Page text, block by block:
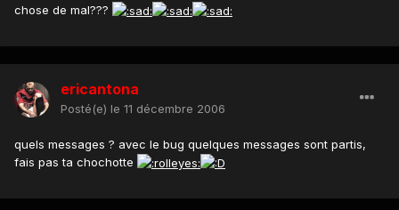
chose de mal???
ericantona
Posté(e) le 11 décembre 2006
quels messages ? avec le bug quelques messages sont partis,
fais pas ta chochotte